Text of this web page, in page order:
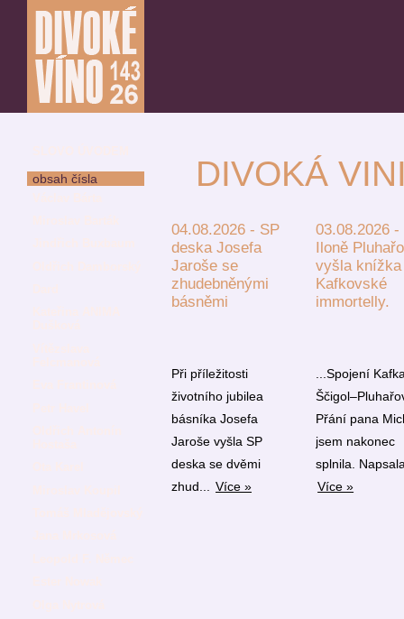
obsah čísla DIVOKÁ
04.08.2026 - SP
deska Josefa
Jaroše se
zhudebněnými
básněmi
Při příležitosti
životního jubilea
básníka Josefa
Jaroše vyšla SP
deska se dvěmi
zhud... Více »
03.08.2026 -
Iloně
vyšla knížka
Kafkovské
immortelly.
...Spojení
Přání pana
jsem nakonec
splnila.
Více »